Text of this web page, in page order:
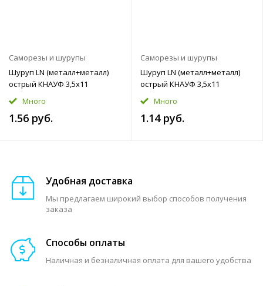
Саморезы и шурупы
Шуруп LN (металл+металл)
острый КНАУФ 3,5x11
Много
1.56 руб.
Саморезы и шурупы
Шуруп LN (металл+металл)
острый КНАУФ 3,5x11
Много
1.14 руб.
Удобная доставка
Мы предлагаем широкий выбор способов получения
заказа
Способы оплаты
Наличная и безналичная оплата для вашего удобства